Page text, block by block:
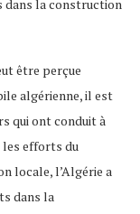
dans la construction
être perçue
algérienne, il est
qui ont conduit à
les efforts du
locale, l’Algérie a
dans la